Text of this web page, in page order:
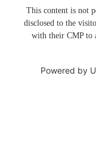
This content is not
disclosed to the
with their CMP to
Powered by